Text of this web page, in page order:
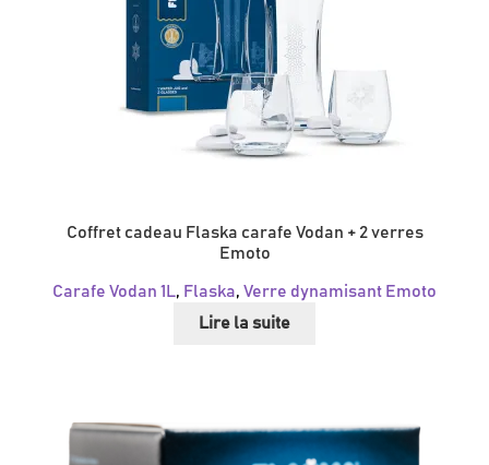
Coffret cadeau Flaska carafe Vodan + 2 verres
Emoto
Carafe Vodan 1L, Flaska, Verre dynamisant Emoto
Lire la suite